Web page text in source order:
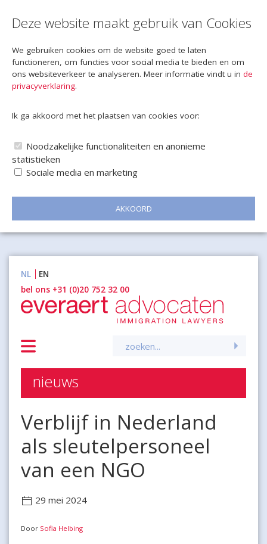
Deze website maakt gebruik van Cookies
We gebruiken cookies om de website goed te laten
functioneren, om functies voor social media te bieden en om
ons websiteverkeer te analyseren. Meer informatie vindt u in de
privacyverklaring.
Ik ga akkoord met het plaatsen van cookies voor:
Noodzakelijke functionaliteiten en anonieme
statistieken
Sociale media en marketing
AKKOORD
inhoud
NL
EN
bel ons +31 (0)20 752 32 00
Zoeken
nieuws
Verblijf in Nederland
als sleutelpersoneel
van een NGO
29 mei 2024
Door Sofia Helbing